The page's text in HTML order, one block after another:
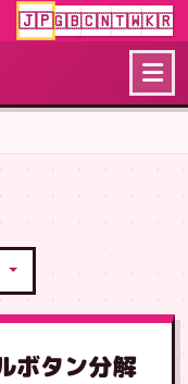
🇯🇵🇬🇧🇨🇳🇹🇼🇰🇷
ボタン分解